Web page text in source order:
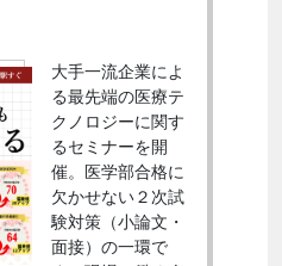
大手一流企業によ
る最先端の医療テ
クノロジーに関す
るセミナーを開
催。医学部合格に
欠かせない２次試
験対策（小論文・
面接）の一環で